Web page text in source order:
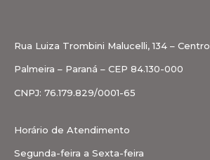
Rua Luiza Trombini Malucelli, 134 – Centro
Palmeira – Paraná – CEP 84.130-000
CNPJ: 76.179.829/0001-65
Horário de Atendimento
Segunda-feira a Sexta-feira